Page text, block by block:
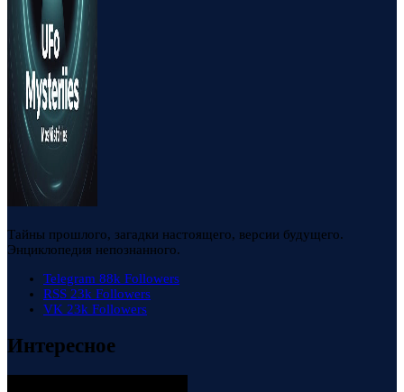
Тайны прошлого, загадки настоящего, версии будущего.
Энциклопедия непознанного.
Telegram 88k Followers
RSS 23k Followers
VK 23k Followers
Интересное